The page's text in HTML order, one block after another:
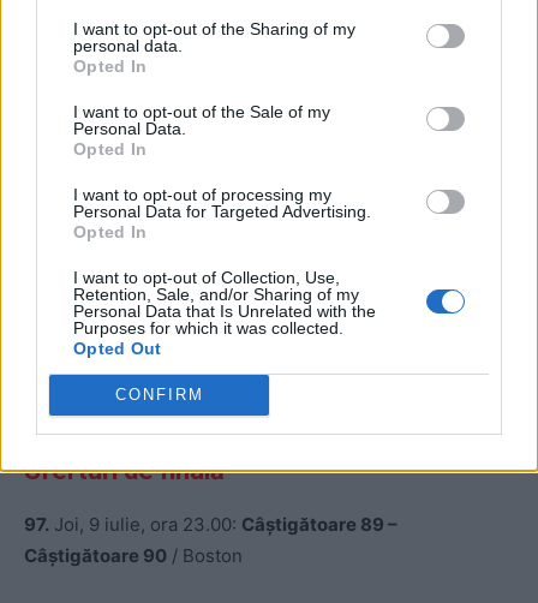
I want to opt-out of the Sharing of my
personal data.
Opted In
I want to opt-out of the Sale of my
Personal Data.
Opted In
I want to opt-out of processing my
Personal Data for Targeted Advertising.
Opted In
I want to opt-out of Collection, Use,
Retention, Sale, and/or Sharing of my
Personal Data that Is Unrelated with the
Purposes for which it was collected.
Opted Out
CONFIRM
Luni, 6 iulie, ora 3.00:
Luni, 6 iulie, ora 22.00:
Marți, 7 iulie, ora 3:00:SUA – Belgia/ Seattle
Marți, 7 iulie, ora 19.00:Câștigătoare 86 –
Câștigătoare 88/ Atlanta
96.Marți, 7 iulie, ora 23.00:Elveția– Câștigătoare 87/
Sferturi de finală
97. Joi, 9 iulie, ora 23.00: Câștigătoare 89 –
Câștigătoare 90 / Boston